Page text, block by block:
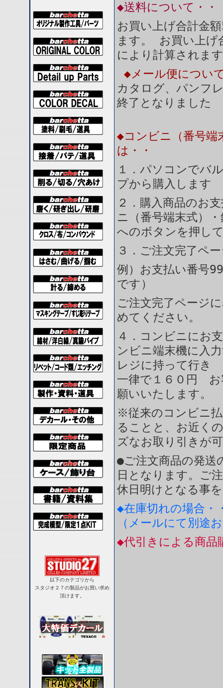
以下のカテゴリから
スタジオ２７の製品がお買い求め
頂けます。
◆送料について・・
お買い上げ合計金
ます。 お買い上
により計算されま
◆メール便につい
カタログ、パンフ
終了となりました
◆コンビニ（番号端
は・・
１．パソコンでバ
プから購入します
２．購入商品のお
ニ（番号端末式）
へのボタンを押し
３．ご注文完了ペ
例）お支払い番号
です）
ご注文完了ページ
めてください。
４．コンビニにお
ンビニ端末機に入
レジに持って行き
一律で１６０円 お
願いいたします。
※従来のコンビニ
ることと、お近く
ズなお取り引きが
●ご注文商品の発送
日となります。ご
休日明けとなる事
◆在庫切れの場合・
（メールにて別途
◆代引きによる商品